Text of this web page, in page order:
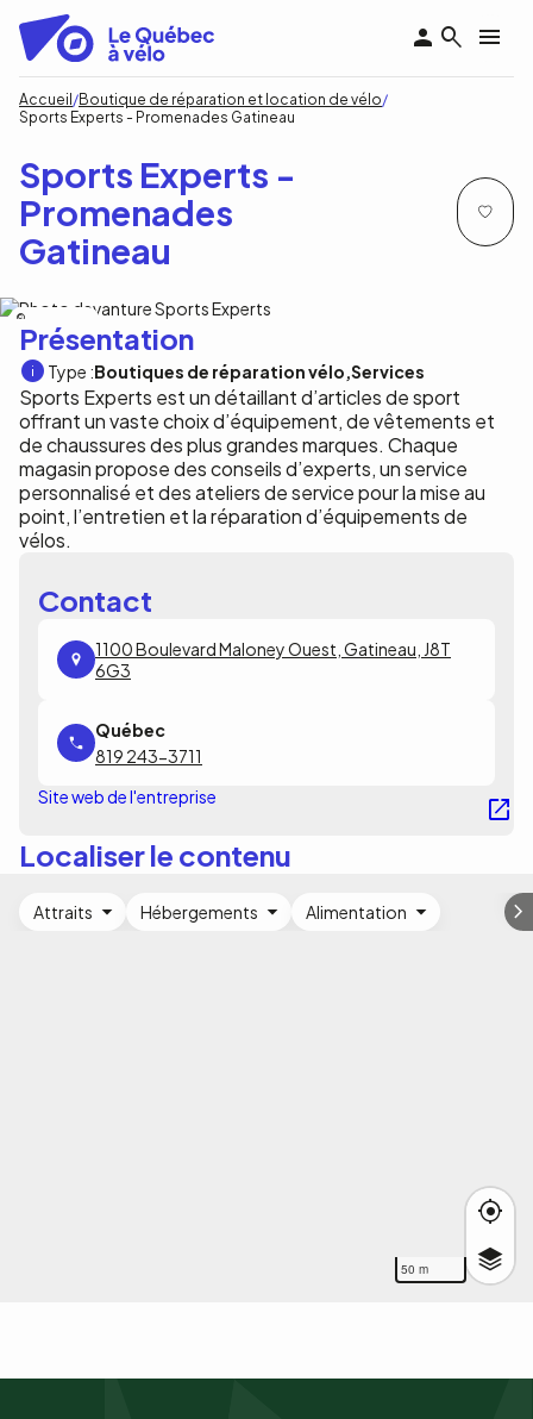
contenu
principal
Fil
Accueil
Boutique de réparation et location de vélo
Sports Experts - Promenades Gatineau
Sports Experts -
Promenades
Gatineau
Présentation
Type :Boutiques de réparation vélo Services
Sports Experts est un détaillant d’articles de sport
offrant un vaste choix d’équipement, de vêtements et
de chaussures des plus grandes marques. Chaque
magasin propose des conseils d’experts, un service
personnalisé et des ateliers de service pour la mise au
point, l’entretien et la réparation d’équipements de
vélos.
Contact
1100 Boulevard Maloney Ouest, Gatineau, J8T
6G3
819 243-3711
Site web de l'entreprise
Localiser le contenu
50 m
Attraits Hébergements Alimentation